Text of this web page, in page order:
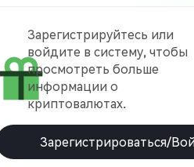
Зарегистрируйтесь или
войдите в систему, чтобы
просмотреть больше
информации о
криптовалютах.
Зарегистрироваться/